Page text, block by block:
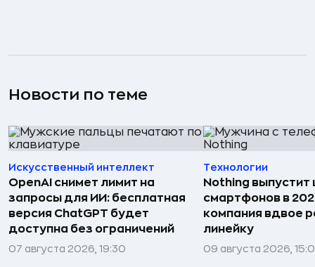
Новости по теме
Искусственный интеллект
OpenAI снимет лимит на
запросы для ИИ: бесплатная
версия ChatGPT будет
доступна без ограничений
07 августа 2026, 19:30
Технологии
Nothing выпустит
смартфонов в
компания вдвое
линейку
09 августа 2026,